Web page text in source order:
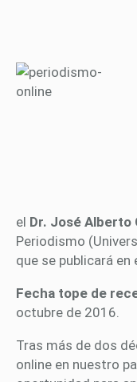
el Dr. José Alberto
Periodismo
que se publicará en
Fecha tope de
octubre de 2016.
Tras más de dos
online en nuestro